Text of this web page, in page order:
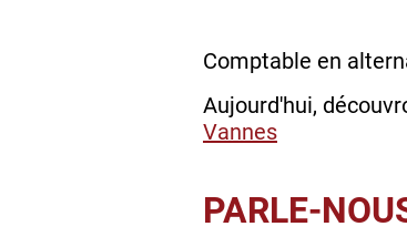
Comptable en
Aujourd'hui,
Vannes
PARLE-